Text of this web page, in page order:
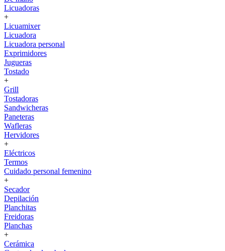
Licuadoras
+
Licuamixer
Licuadora
Licuadora personal
Exprimidores
Jugueras
Tostado
+
Grill
Tostadoras
Sandwicheras
Paneteras
Wafleras
Hervidores
+
Eléctricos
Termos
Cuidado personal femenino
+
Secador
Depilación
Planchitas
Freidoras
Planchas
+
Cerámica